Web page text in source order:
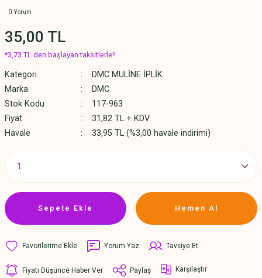
0 Yorum
35,00 TL
*3,73 TL den başlayan taksitlerle!!
Kategori
DMC MULİNE İPLİK
Marka
DMC
Stok Kodu
117-963
Fiyat
31,82 TL + KDV
Havale
33,95 TL (%3,00 havale indirimi)
Sepete Ekle Hemen Al
Yorum Yaz Tavsiye Et
Fiyatı Düşünce Haber Ver Paylaş Karşılaştır